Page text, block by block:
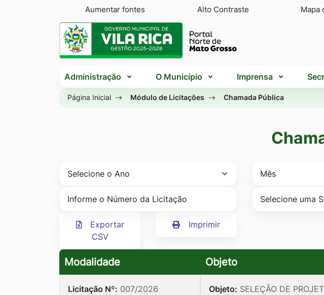
Seção
de
atalhos
e
de
acessibilidade
para
o
conteúdo
Ir
para
para
[alt+3]
para
rodapé
Aumentar fontes Alto Contraste Mapa
Seção
do
menu
principal
do
menu
Administração O Município Imprensa
Página Inicial Módulo de Licitações Chamada Pública
Exportar
CSV
Imprimir
Modalidade Objeto
Licitação Nº: 007/2026
Objeto: SELEÇÃO DE